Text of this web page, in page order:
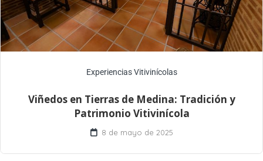
Experiencias Vitivinícolas
Viñedos en Tierras de Medina: Tradición y
Patrimonio Vitivinícola
8 de mayo de 2025